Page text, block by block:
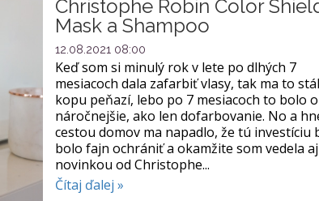
Christophe Robin Color
Mask a Shampoo
12.08.2021 08:00
Keď som si minulý rok v lete po dlhých 7
mesiacoch dala zafarbiť vlasy, tak ma to
kopu peňazí, lebo po 7 mesiacoch to bolo
náročnejšie, ako len dofarbovanie. No a
cestou domov ma napadlo, že tú investíciu
bolo fajn ochrániť a okamžite som vedela
novinkou od Christophe...
Čítaj ďalej »